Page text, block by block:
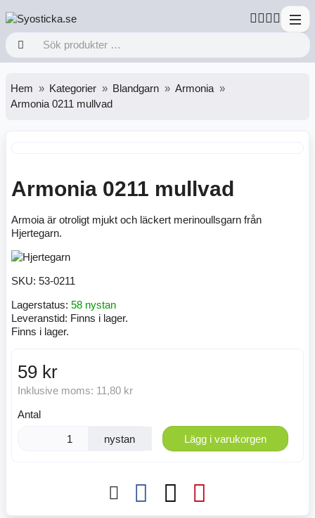
Hem Kategorier Blandgarn
Armonia
Armonia 0211 mullvad
Armonia 0211 mullvad
Armoia är otroligt mjukt och läckert merinoullsgarn från
Hjertegarn.
SKU: 53-0211
Lagerstatus: 58 nystan
Leveranstid: Finns i lager.
Finns i lager.
59 kr
Inklusive moms: 11,80 kr
Antal
nystan Lägg i varukorgen